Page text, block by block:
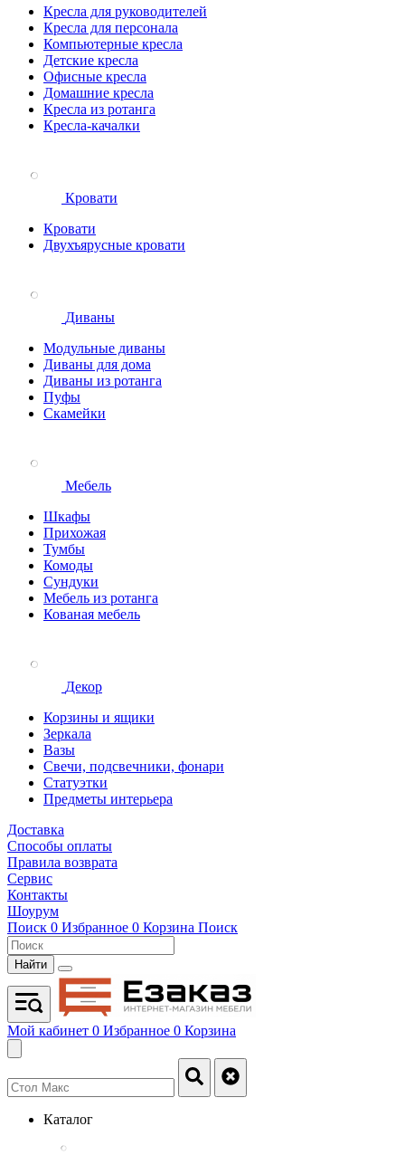
Кресла для руководителей
Кресла для персонала
Компьютерные кресла
Детские кресла
Офисные кресла
Домашние кресла
Кресла из ротанга
Кресла-качалки
Кровати
Кровати
Двухъярусные кровати
Диваны
Модульные диваны
Диваны для дома
Диваны из ротанга
Пуфы
Скамейки
Мебель
Шкафы
Прихожая
Тумбы
Комоды
Сундуки
Мебель из ротанга
Кованая мебель
Декор
Корзины и ящики
Зеркала
Вазы
Свечи, подсвечники, фонари
Статуэтки
Предметы интерьера
Доставка
Способы оплаты
Правила возврата
Сервис
Контакты
Шоурум
Поиск 0 Избранное 0 Корзина Поиск
Найти
Мой кабинет 0 Избранное 0 Корзина
Каталог